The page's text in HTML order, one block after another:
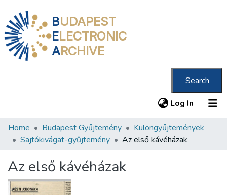
BUDAPEST
ELECTRONIC
ARCHIVE
Search
Log In (current)
Communities & Collections
Statistics
About us
Home Budapest Gyűjtemény
Különgyűjtemények
Sajtókivágat-gyűjtemény
Az első kávéházak
Az első kávéházak